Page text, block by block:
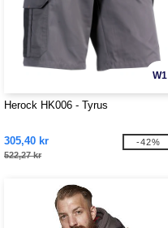
W1
Herock HK006 - Tyrus
305,40 kr
522,27 kr
-42%